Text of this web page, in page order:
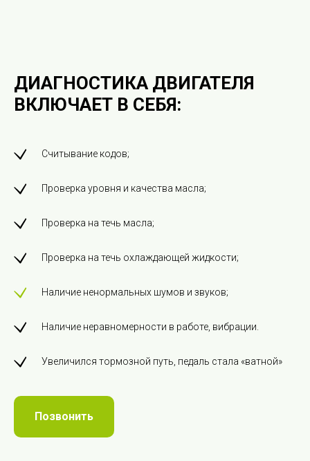
ДИАГНОСТИКА ДВИГАТЕЛЯ
ВКЛЮЧАЕТ В СЕБЯ:
Считывание кодов;
Проверка уровня и качества масла;
Проверка на течь масла;
Проверка на течь охлаждающей жидкости;
Наличие ненормальных шумов и звуков;
Наличие неравномерности в работе, вибрации.
Увеличился тормозной путь, педаль стала «ватной»
Позвонить